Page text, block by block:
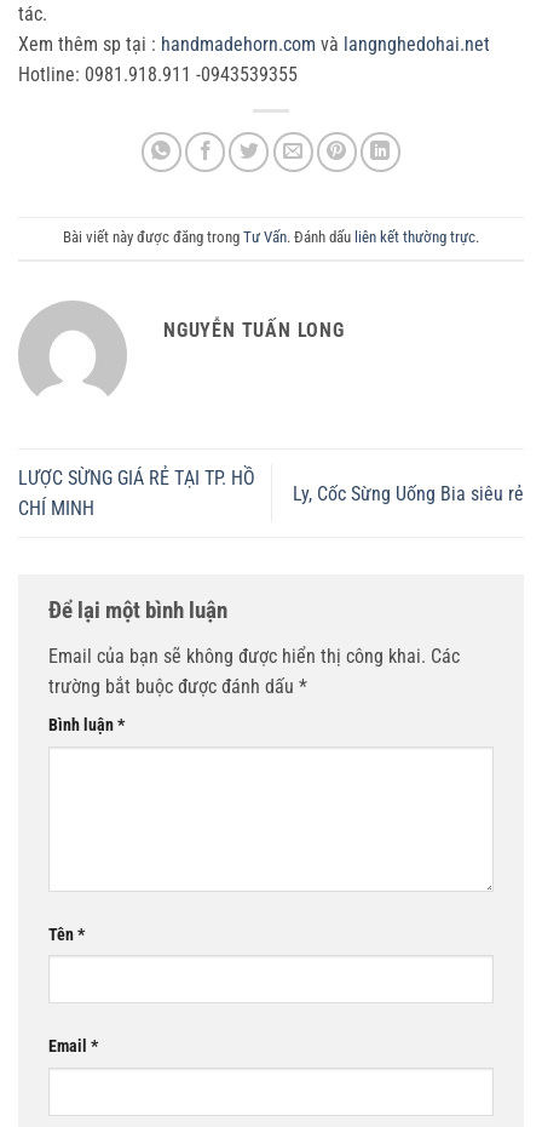
tác.
Xem thêm sp tại : handmadehorn.com và langnghedohai.net
Hotline: 0981.918.911 -0943539355
Bài viết này được đăng trong Tư Vấn. Đánh dấu liên kết thường trực.
NGUYỄN TUẤN LONG
LƯỢC SỪNG GIÁ RẺ TẠI TP. HỒ
CHÍ MINH
Ly, Cốc Sừng Uống Bia siêu rẻ
Để lại một bình luận
Email của bạn sẽ không được hiển thị công khai. Các
trường bắt buộc được đánh dấu *
Bình luận*
Tên*
Email *